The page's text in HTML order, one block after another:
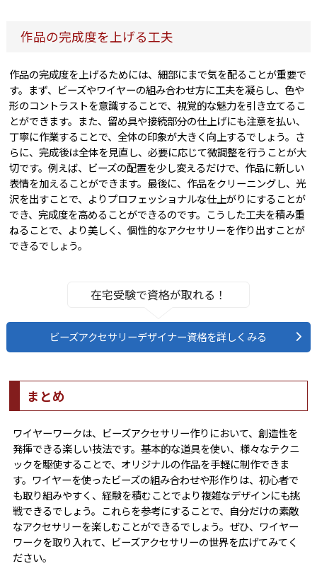
作品の完成度を上げる工夫
作品の完成度を上げるためには、細部にまで気を配ることが重要で
す。まず、ビーズやワイヤーの組み合わせ方に工夫を凝らし、色や
形のコントラストを意識することで、視覚的な魅力を引き立てるこ
とができます。また、留め具や接続部分の仕上げにも注意を払い、
丁寧に作業することで、全体の印象が大きく向上するでしょう。さ
らに、完成後は全体を見直し、必要に応じて微調整を行うことが大
切です。例えば、ビーズの配置を少し変えるだけで、作品に新しい
表情を加えることができます。最後に、作品をクリーニングし、光
沢を出すことで、よりプロフェッショナルな仕上がりにすることが
でき、完成度を高めることができるのです。こうした工夫を積み重
ねることで、より美しく、個性的なアクセサリーを作り出すことが
できるでしょう。
在宅受験で資格が取れる！
ビーズアクセサリーデザイナー資格を詳しくみる
まとめ
ワイヤーワークは、ビーズアクセサリー作りにおいて、創造性を
発揮できる楽しい技法です。基本的な道具を使い、様々なテクニ
ックを駆使することで、オリジナルの作品を手軽に制作できま
す。ワイヤーを使ったビーズの組み合わせや形作りは、初心者で
も取り組みやすく、経験を積むことでより複雑なデザインにも挑
戦できるでしょう。これらを参考にすることで、自分だけの素敵
なアクセサリーを楽しむことができるでしょう。ぜひ、ワイヤー
ワークを取り入れて、ビーズアクセサリーの世界を広げてみてく
ださい。